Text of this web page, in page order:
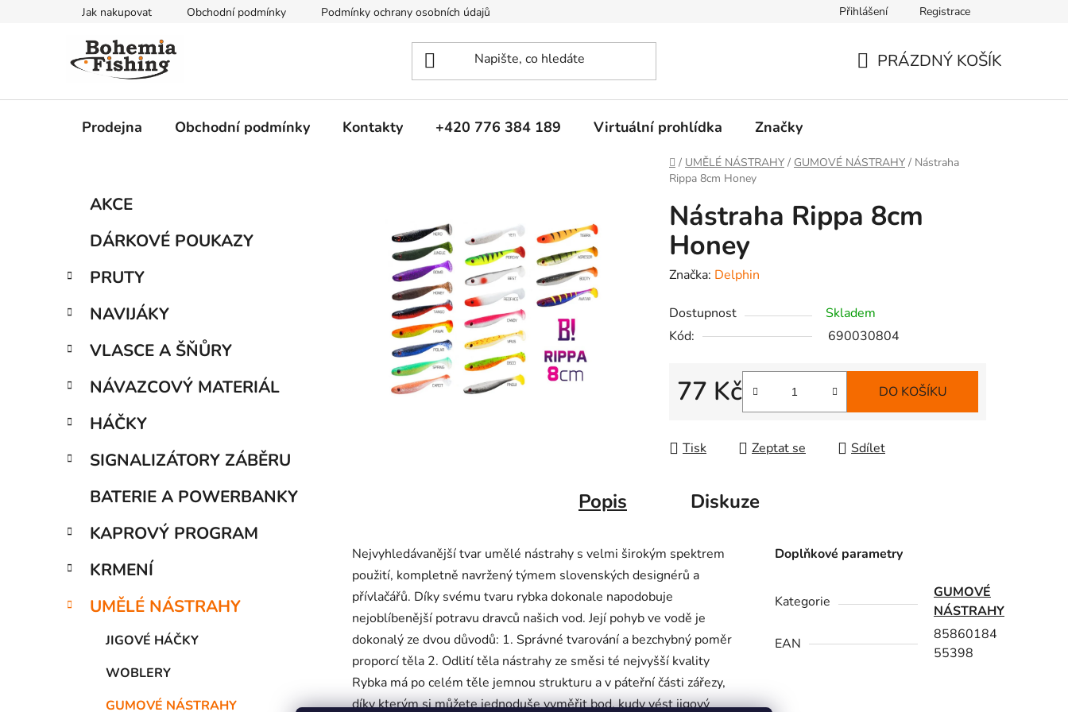
Jak nakupovat Obchodní podmínky Podmínky ochrany osobních údajů Přihlášení Registrace
PRÁZDNÝ KOŠÍK
Prodejna Obchodní podmínky Kontakty +420 776 384 189 Virtuální prohlídka Značky
Domů
/ UMĚLÉ NÁSTRAHY / GUMOVÉ NÁSTRAHY / Nástraha
Rippa 8cm Honey
r
n
n
í
p
n
l
Přeskočit
kategorie
o
i
AKCE
DÁRKOVÉ POUKAZY
PRUTY
NAVIJÁKY
VLASCE A ŠŇŮRY
NÁVAZCOVÝ MATERIÁL
HÁČKY
SIGNALIZÁTORY ZÁBĚRU
BATERIE A POWERBANKY
KAPROVÝ PROGRAM
KRMENÍ
UMĚLÉ NÁSTRAHY
JIGOVÉ HÁČKY
WOBLERY
GUMOVÉ NÁSTRAHY
Nástraha Rippa 8cm
Honey
Značka: Delphin
Dostupnost
Skladem
Kód:
690030804
77 Kč
Měrná cena:
DO KOŠÍKU
Tisk Zeptat se Sdílet
Popis Diskuze
Nejvyhledávanější tvar umělé nástrahy s velmi širokým spektrem
použití, kompletně navržený týmem slovenských designérů a
přívlačářů. Díky svému tvaru rybka dokonale napodobuje
nejoblíbenější potravu dravců našich vod. Její pohyb ve vodě je
dokonalý ze dvou důvodů: 1. Správné tvarování a bezchybný poměr
proporcí těla 2. Odlití těla nástrahy ze směsi té nejvyšší kvality
Rybka má po celém těle jemnou strukturu a v páteřní části zářezy,
díky kterým si můžete jednoduše vyměřit bod, kudy vést jigový
Doplňkové parametry
Kategorie
GUMOVÉ
NÁSTRAHY
EAN
85860184
55398